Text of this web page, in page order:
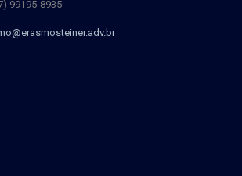
99195-8935